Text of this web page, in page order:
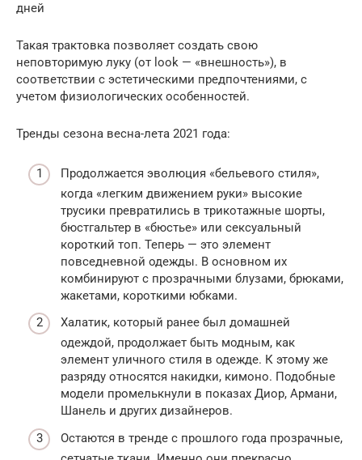
дней
Такая трактовка позволяет создать свою
неповторимую луку (от look — «внешность»), в
соответствии с эстетическими предпочтениями, с
учетом физиологических особенностей.
Тренды сезона весна-лета 2021 года:
Продолжается эволюция «бельевого стиля»,
когда «легким движением руки» высокие
трусики превратились в трикотажные шорты,
бюстгальтер в «бюстье» или сексуальный
короткий топ. Теперь — это элемент
повседневной одежды. В основном их
комбинируют с прозрачными блузами, брюками,
жакетами, короткими юбками.
Халатик, который ранее был домашней
одеждой, продолжает быть модным, как
элемент уличного стиля в одежде. К этому же
разряду относятся накидки, кимоно. Подобные
модели промелькнули в показах Диор, Армани,
Шанель и других дизайнеров.
Остаются в тренде с прошлого года прозрачные,